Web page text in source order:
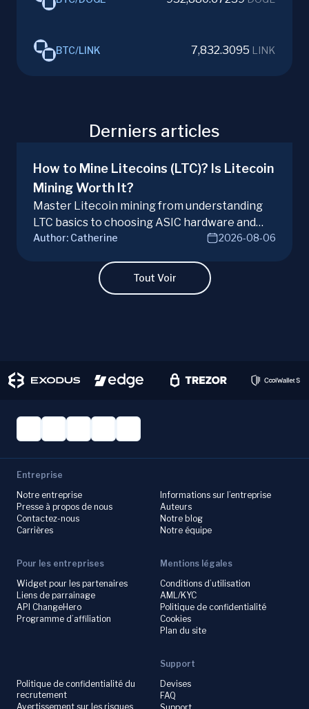
BTC/LINK 7,832.3095 LINK
Derniers articles
How to Mine Litecoins (LTC)? Is Litecoin
Mining Worth It?
Master Litecoin mining from understanding
LTC basics to choosing ASIC hardware and
joining mining pools. Optimize your Litecoin
Author: Catherine 2026-08-06
Tout Voir
Entreprise
Notre entreprise
Presse à propos de nous
Contactez-nous
Carrières
Informations sur l’entreprise
Auteurs
Notre blog
Notre équipe
Pour les entreprises
Widget pour les partenaires
Liens de parrainage
API ChangeHero
Programme d’affiliation
Mentions légales
Conditions d’utilisation
AML/KYC
Politique de confidentialité
Cookies
Plan du site
Politique de confidentialité du
recrutement
Avertissement sur les risques
Support
Devises
FAQ